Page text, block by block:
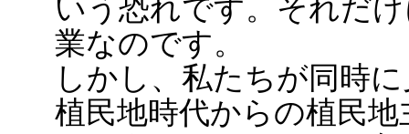
いう恐れです。それだ
業なのです。
しかし、私たちが同時
植民地時代からの植民